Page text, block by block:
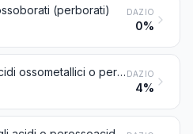
(perborati) DAZIO
0%
Sali degli acidi ossometallici o perossometallici DAZIO
4%